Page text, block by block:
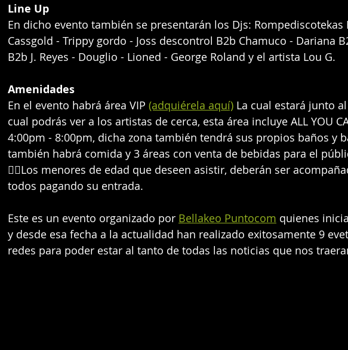
Line Up
En dicho evento también se presentarán los Djs:
Cassgold - Trippy gordo - Joss descontrol B2b Chamuco - Dariana
B2b J. Reyes - Douglio - Lioned - George Roland y el artista Lou G.
Amenidades
En el evento habrá área VIP (adquiérela aquí) La cual estará junto
cual podrás ver a los artistas de cerca, esta área incluye ALL YOU
4:00pm - 8:00pm, dicha zona también tendrá sus propios baños y
también habrá comida y 3 áreas con venta de bebidas para el
👉🏻Los menores de edad que deseen asistir, deberán ser
todos pagando su entrada.
Este es un evento organizado por Bellakeo Puntocom quienes
y desde esa fecha a la actualidad han realizado exitosamente 9
redes para poder estar al tanto de todas las noticias que nos traeran